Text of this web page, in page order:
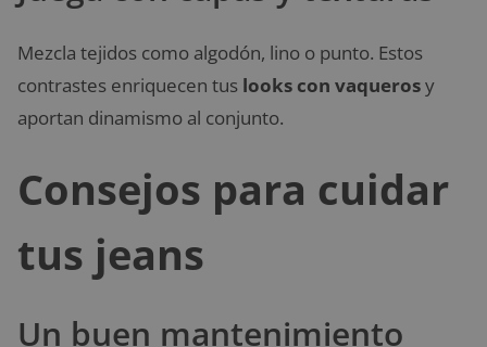
Mezcla tejidos como algodón, lino o punto. Estos
contrastes enriquecen tus looks con vaquerosy
aportan dinamismo al conjunto.
Consejos para cuidar
tus jeans
Un buen mantenimiento